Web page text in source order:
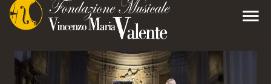
menu